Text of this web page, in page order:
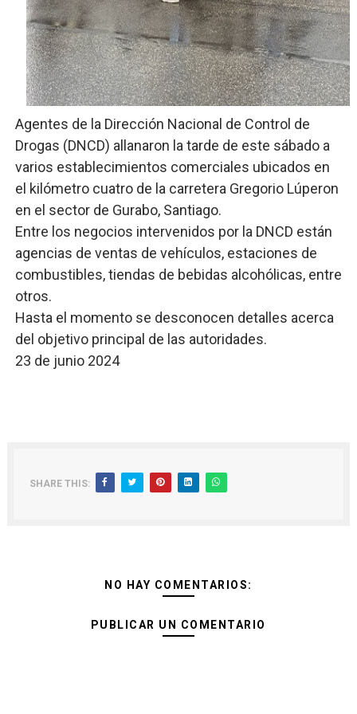
Comedores Comunitarios de DASAC garantizan
UNTC inicia ofensiva para recuperar fuerza gremial
PRM escogerá este domingo su nueva cúpula
Candidato a presidente del Colegio de Notarios hace
Digecac realizará Primer Festival de Plantas 2026
Agentes de la Dirección Nacional de Control de
Drogas (DNCD) allanaron la tarde de este sábado a
varios establecimientos comerciales ubicados en
el kilómetro cuatro de la carretera Gregorio Lúperon
en el sector de Gurabo, Santiago.
Entre los negocios intervenidos por la DNCD están
agencias de ventas de vehículos, estaciones de
combustibles, tiendas de bebidas alcohólicas, entre
otros.
Hasta el momento se desconocen detalles acerca
del objetivo principal de las autoridades.
23 de junio 2024
SHARE THIS:
NO HAY COMENTARIOS:
PUBLICAR UN COMENTARIO